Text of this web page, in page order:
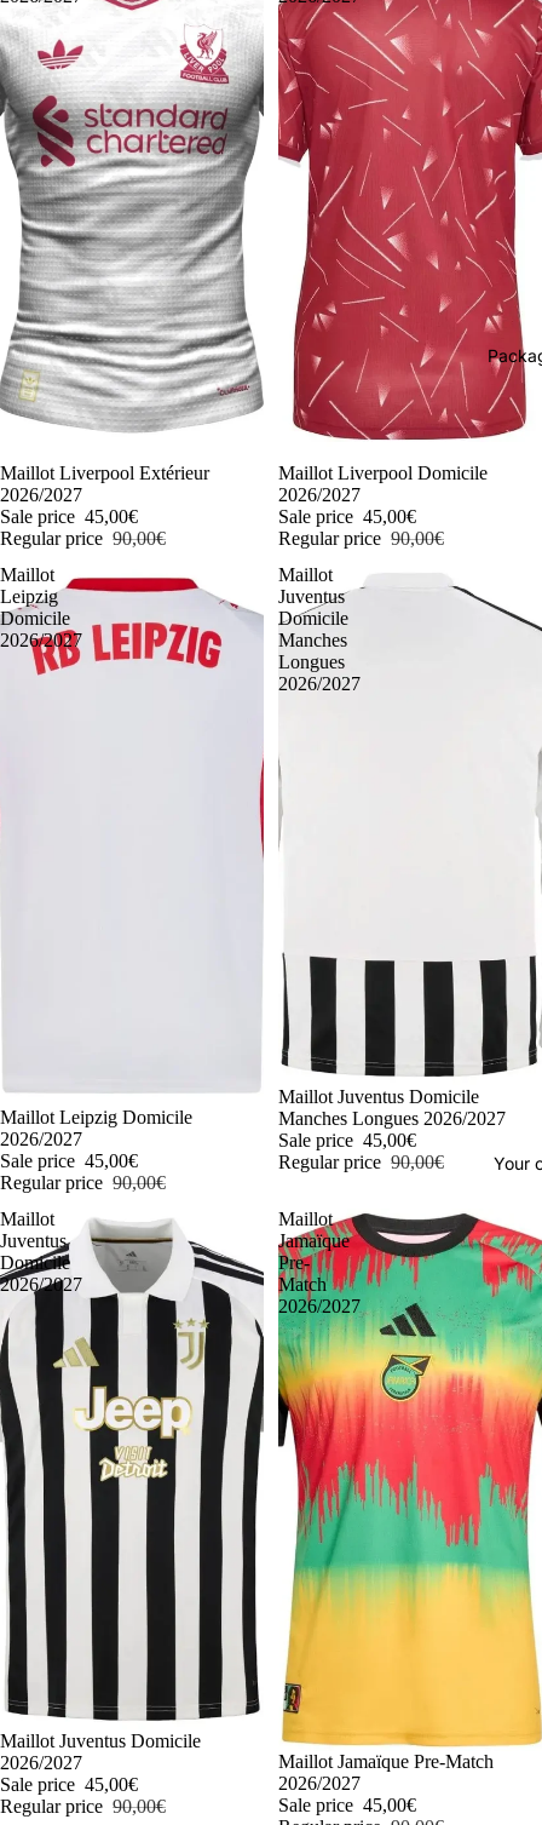
Your
-50%
Maillot Liverpool Extérieur
2026/2027
Sale price 45,00€
Regular price 90,00€
-50%
Maillot Liverpool Domicile
2026/2027
Sale price 45,00€
Regular price 90,00€
Maillot
Leipzig
Domicile
2026/2027
-50%
Maillot Leipzig Domicile
2026/2027
Sale price 45,00€
Regular price 90,00€
Maillot
Juventus
Domicile
Manches
Longues
2026/2027
-50%
Maillot Juventus Domicile
Manches Longues 2026/2027
Sale price 45,00€
Regular price 90,00€
Maillot
Juventus
Domicile
2026/2027
-50%
Maillot Juventus Domicile
2026/2027
Sale price 45,00€
Regular price 90,00€
Maillot
Jamaïque
Pre-
Match
2026/2027
-50%
Maillot Jamaïque Pre-Match
2026/2027
Sale price 45,00€